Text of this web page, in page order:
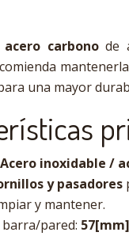
acero carbonode
una mayor
Acero inoxidable /
y pasadores
y mantener.
pared: 57[mm]